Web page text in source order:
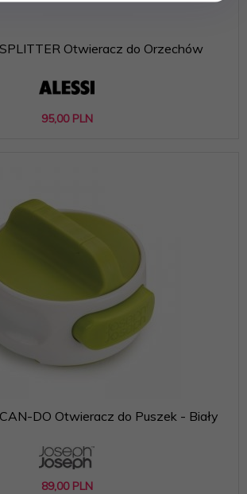
Otwieracz do Orzechów
95,00 PLN
DO Otwieracz do Puszek - Biały
89,00 PLN